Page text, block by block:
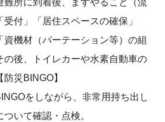
難所に到着後、まずやること（流れ
「受付」「居住スペースの確保」
「資機材（パーテーション等）の組立
の後、トイレカーや水素自動車の見
【防災BINGO】
をしながら、非常用持ち出し品
ついて確認・点検。